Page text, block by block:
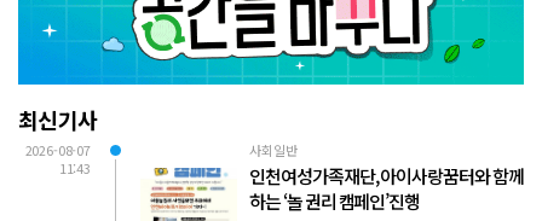
최신기사
2026-08-07
11:43
사회일반
인천여성가족재단, 아이사랑꿈터와 함께
하는 ‘놀 권리 캠페인’진행